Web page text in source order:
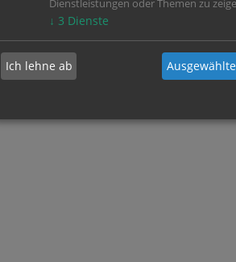
Dienstleistungen oder Themen zu
↓ 3 Dienste
Ich lehne ab